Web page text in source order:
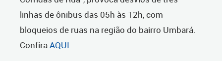
linhas de ônibus das 05h às 12h, com
bloqueios de ruas na região do bairro Umbará.
ConfiraAQUI